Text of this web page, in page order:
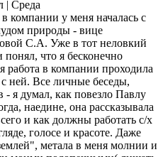
| Среда
компании у меня началась с
природы - вице
С.А. Уже в тот неловкий
понял, что я бесконечно
работа в компании проходила
ней. Все личные беседы,
я думал, как повезло Павлу
наедине, она рассказывала
и как должны работать с/х
голосе и красоте. Даже
метала в меня молнии и